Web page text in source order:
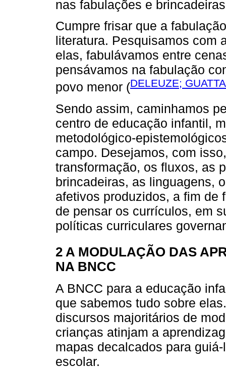
nas fabulações e
Cumpre frisar que a
literatura. Pesquisamos com
elas, fabulávamos entre
pensávamos na fabulação
povo menor (DELEUZE;
Sendo assim, caminhamos
centro de educação infantil,
metodológico-
campo. Desejamos, com
transformação, os fluxos, as
brincadeiras, as linguagens,
afetivos produzidos, a fim de
de pensar os currículos, em
políticas curriculares
2 A MODULAÇÃO DAS
NA BNCC
A BNCC para a educação
que sabemos tudo sobre
discursos majoritários de
crianças atinjam a
mapas decalcados para
escolar.